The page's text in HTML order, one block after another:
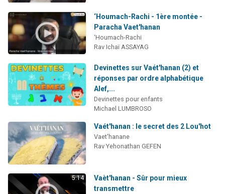
‘Houmach-Rachi - 1ère montée -
Paracha Vaet'hanan
‘Houmach-Rachi
Rav Ichaï ASSAYAG
Devinettes sur Vaét'hanan (2) et
réponses par ordre alphabétique
Alef,...
Devinettes pour enfants
Michael LUMBROSO
Vaét'hanan : le secret des 2 Lou'hot
Vaet'hanane
Rav Yehonathan GEFEN
5:14
Vaèt'hanan - Sûr pour mieux
transmettre